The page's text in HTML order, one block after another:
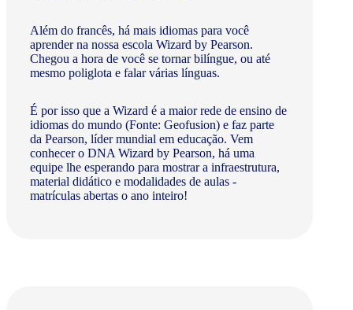
Além do francês, há mais idiomas para você
aprender na nossa escola Wizard by Pearson.
Chegou a hora de você se tornar bilíngue, ou até
mesmo poliglota e falar várias línguas.
É por isso que a Wizard é a maior rede de ensino de
idiomas do mundo (Fonte: Geofusion) e faz parte
da Pearson, líder mundial em educação. Vem
conhecer o DNA Wizard by Pearson, há uma
equipe lhe esperando para mostrar a infraestrutura,
material didático e modalidades de aulas -
matrículas abertas o ano inteiro!